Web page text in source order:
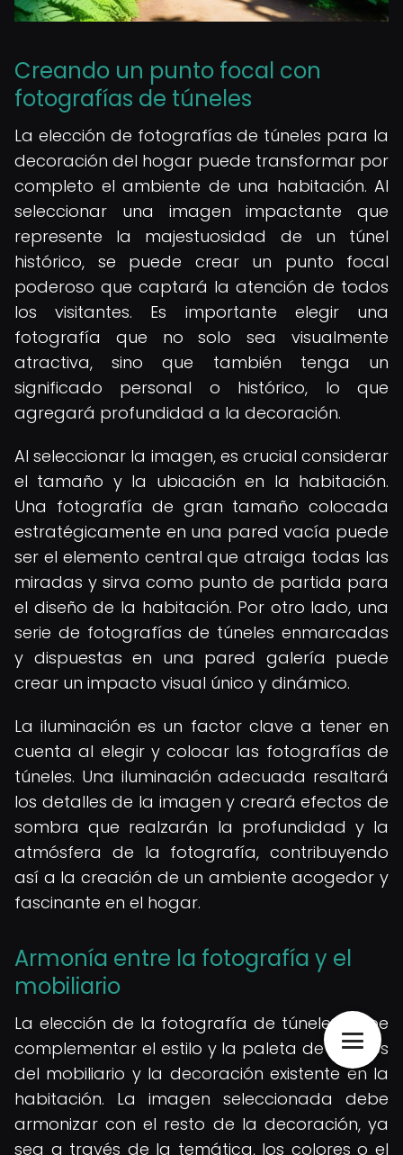
Creando un punto focal con
fotografías de túneles
La elección de fotografías de túneles para la
decoración del hogar puede transformar por
completo el ambiente de una habitación. Al
seleccionar una imagen impactante que
represente la majestuosidad de un túnel
histórico, se puede crear un punto focal
poderoso que captará la atención de todos
los visitantes. Es importante elegir una
fotografía que no solo sea visualmente
atractiva, sino que también tenga un
significado personal o histórico, lo que
agregará profundidad a la decoración.
Al seleccionar la imagen, es crucial considerar
el tamaño y la ubicación en la habitación.
Una fotografía de gran tamaño colocada
estratégicamente en una pared vacía puede
ser el elemento central que atraiga todas las
miradas y sirva como punto de partida para
el diseño de la habitación. Por otro lado, una
serie de fotografías de túneles enmarcadas
y dispuestas en una pared galería puede
crear un impacto visual único y dinámico.
La iluminación es un factor clave a tener en
cuenta al elegir y colocar las fotografías de
túneles. Una iluminación adecuada resaltará
los detalles de la imagen y creará efectos de
sombra que realzarán la profundidad y la
atmósfera de la fotografía, contribuyendo
así a la creación de un ambiente acogedor y
fascinante en el hogar.
Armonía entre la fotografía y el
mobiliario
La elección de la fotografía de túneles debe
complementar el estilo y la paleta de colores
del mobiliario y la decoración existente en la
habitación. La imagen seleccionada debe
armonizar con el resto de la decoración, ya
sea a través de la temática, los colores o el